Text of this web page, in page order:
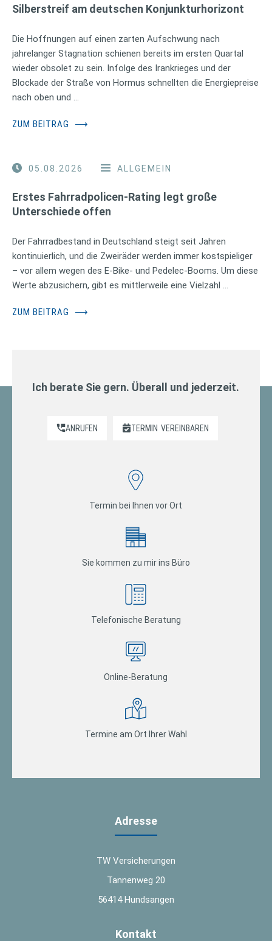
Silberstreif am deutschen Konjunkturhorizont
Die Hoffnungen auf einen zarten Aufschwung nach
jahrelanger Stagnation schienen bereits im ersten Quartal
wieder obsolet zu sein. Infolge des Irankrieges und der
Blockade der Straße von Hormus schnellten die Energiepreise
nach oben und …
ZUM BEITRAG ⟶
05.08.2026 ALLGEMEIN
Erstes Fahrradpolicen-Rating legt große
Unterschiede offen
Der Fahrradbestand in Deutschland steigt seit Jahren
kontinuierlich, und die Zweiräder werden immer kostspieliger
– vor allem wegen des E-Bike- und Pedelec-Booms. Um diese
Werte abzusichern, gibt es mittlerweile eine Vielzahl …
ZUM BEITRAG ⟶
Ich berate Sie gern. Überall und jederzeit.
ANRUFEN TERMIN VEREINBAREN
Termin bei Ihnen vor Ort
Sie kommen zu mir ins Büro
Telefonische Beratung
Online-Beratung
Termine am Ort Ihrer Wahl
Adresse
TW Versicherungen
Tannenweg 20
56414 Hundsangen
Kontakt